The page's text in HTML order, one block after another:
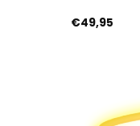
€49,95